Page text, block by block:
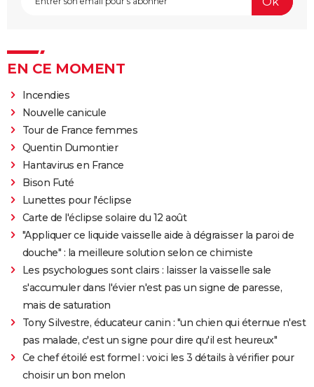
EN CE MOMENT
Incendies
Nouvelle canicule
Tour de France femmes
Quentin Dumontier
Hantavirus en France
Bison Futé
Lunettes pour l'éclipse
Carte de l'éclipse solaire du 12 août
"Appliquer ce liquide vaisselle aide à dégraisser la paroi de
douche" : la meilleure solution selon ce chimiste
Les psychologues sont clairs : laisser la vaisselle sale
s'accumuler dans l'évier n'est pas un signe de paresse,
mais de saturation
Tony Silvestre, éducateur canin : "un chien qui éternue n'est
pas malade, c'est un signe pour dire qu'il est heureux"
Ce chef étoilé est formel : voici les 3 détails à vérifier pour
choisir un bon melon